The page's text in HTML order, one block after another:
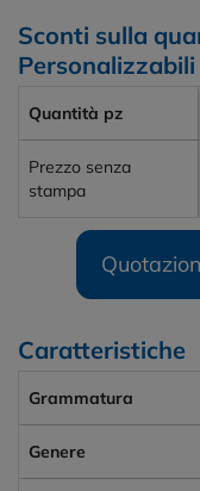
Sconti sulla
Personalizzabili
Quantità pz
Prezzo senza
stampa
Caratteristiche
Grammatura
Genere